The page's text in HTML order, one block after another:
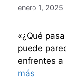
enero 1, 2025
«¿Qué
puede
enfrentes a
más